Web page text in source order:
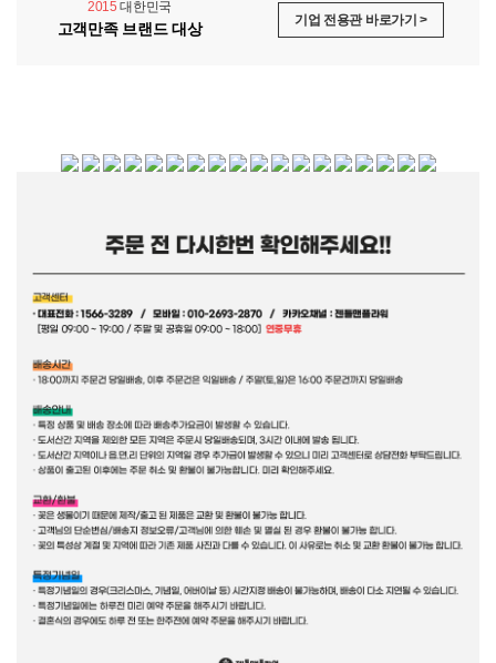
2015 대한민국
고객만족 브랜드 대상 기업 전용관 바로가기 >